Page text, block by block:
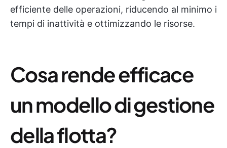
efficiente delle operazioni, riducendo al minimo i
tempi di inattività e ottimizzando le risorse.
Cosa rende efficace
un modello di gestione
della flotta?